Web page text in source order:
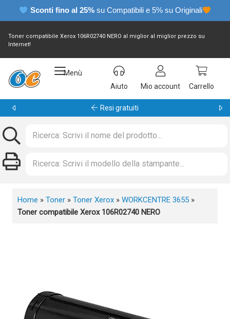
Sconti fino al 25% su Compatibili e 5% su Originali
Toner compatibile Xerox 106R02740 NERO al miglior al miglior prezzo su
Internet!
Menù
Aiuto
Mio account Carrello
Garanzia 24 mesi
Home » Toner » Toner Xerox » WORKCENTRE 3655 »
Toner compatibile Xerox 106R02740 NERO